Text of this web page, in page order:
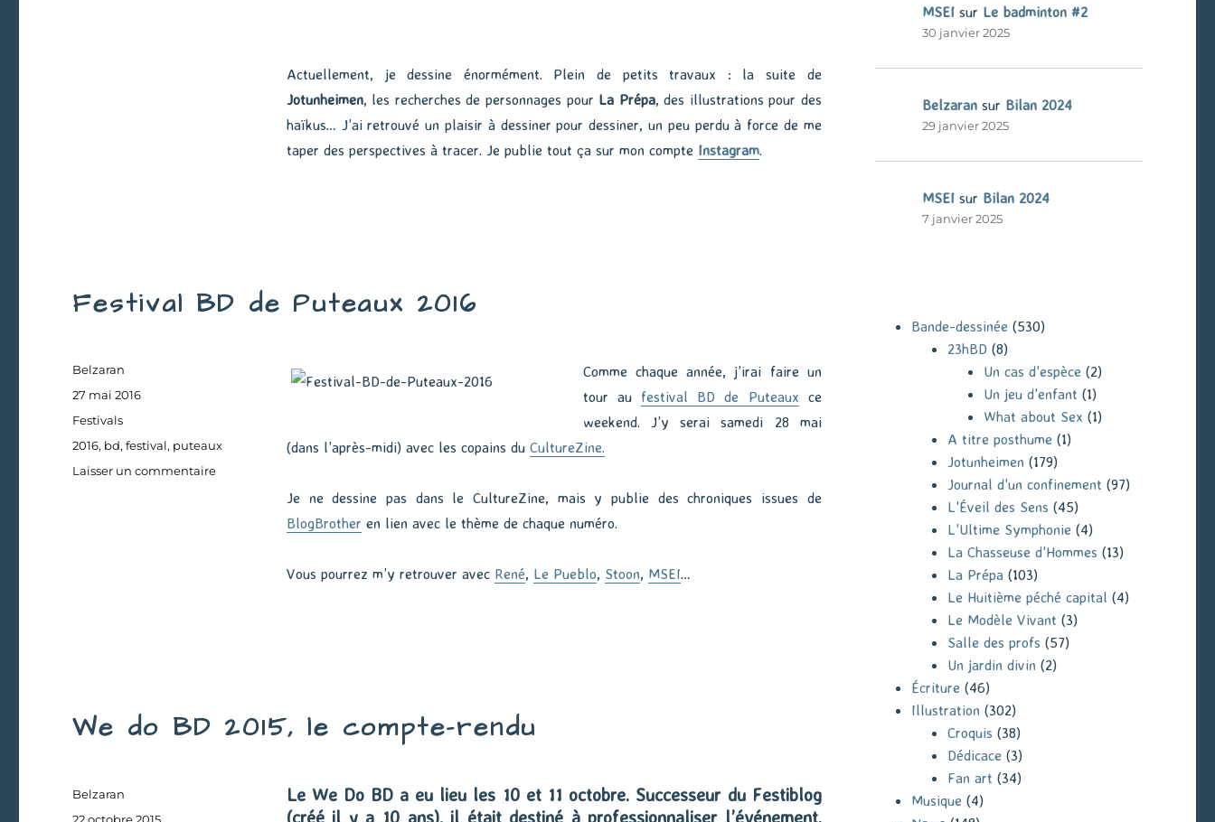
Actuellement, je dessine énormément. Plein de petits travaux : la suite de
Jotunheimen, les recherches de personnages pour La Prépa, des illustrations pour des
haïkus… J’ai retrouvé un plaisir à dessiner pour dessiner, un peu perdu à force de me
taper des perspectives à tracer. Je publie tout ça sur mon compte Instagram.
Festival BD de Puteaux 2016
Comme chaque année, j’irai faire un
tour au festival BD de Puteaux ce
weekend. J’y serai samedi 28 mai
(dans l’après-midi) avec les copains du CultureZine.
Je ne dessine pas dans le CultureZine, mais y publie des chroniques issues de
BlogBrother en lien avec le thème de chaque numéro.
Vous pourrez m’y retrouver avec René, Le Pueblo, Stoon, MSEI…
Auteur
Belzaran
Publié
le
27 mai 2016
Catégories
Festivals
Étiquettes
2016, bd,festival, puteaux
Laisser un commentairesur
We do BD 2015, le compte-rendu
Le We Do BD a eu lieu les 10 et 11 octobre. Successeur du Festiblog
(créé il y a 10 ans), il était destiné à professionnaliser l’événement.
Auteur
Belzaran
Publié
22 octobre 2015
MSEIsur Le badminton #2
30 janvier 2025
Belzaransur Bilan 2024
29 janvier 2025
MSEIsur Bilan 2024
7 janvier 2025
Bande-dessinée (530)
23hBD (8)
Un cas d'espèce (2)
Un jeu d'enfant (1)
What about Sex (1)
A titre posthume (1)
Jotunheimen (179)
Journal d'un confinement (97)
L'Éveil des Sens (45)
L'Ultime Symphonie (4)
La Chasseuse d'Hommes (13)
La Prépa(103)
Le Huitième péché capital (4)
Le Modèle Vivant (3)
Salle des profs (57)
Un jardin divin (2)
Écriture (46)
Illustration (302)
Croquis (38)
Dédicace (3)
Fan art (34)
Musique (4)